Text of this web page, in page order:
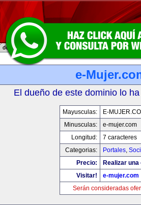
e-
El dueño de este dominio lo
Mayusculas:
E-
Minusculas:
e-mujer.com
Longitud:
7 caracteres
Categorias:
Portales,
Precio:
Realizar
Visitar!
e-mujer.com
Serán consideradas